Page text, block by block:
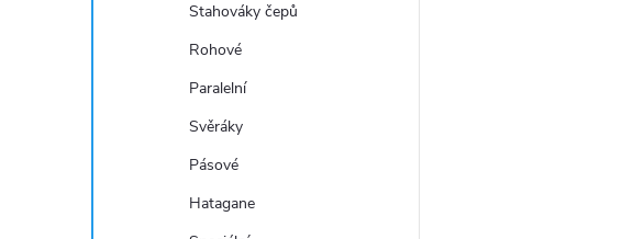
Stahováky čepů
Rohové
Paralelní
Svěráky
Pásové
Hatagane